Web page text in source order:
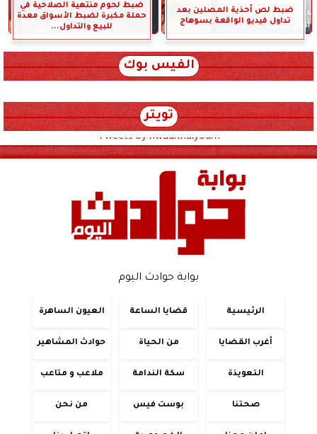
ضبط لص أحذية المصلين بعد
تداول فيديو الواقعة بسوهاج
ضبط لحوم منتهية الصلاحية في
حملة مكبرة لضبط الأسواق معدة
للبيع والتداول...
الفيس بوك
تويتر
Tweets by hwadithalyoum
بوابة حوادث اليوم
الرئيسية قضايا الساعة العيون الساهرة
أغرب القضايا من الحياة حوادث المشاهير
التعويذة سكة الندامة ملاعب و متاعب
صحتنا بوست فيس من نحن